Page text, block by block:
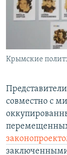
ПОБЕДИТЕЛЕЙ
УКРАИНСКАЯ
Крымские
совместно с